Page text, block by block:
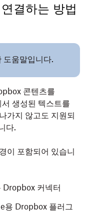
결하는 방법
도움말입니다.
콘텐츠를
생성된 텍스트를
가지 않고도 지원되
다.
이 포함되어 있습니
커넥터
용 Dropbox 플러그